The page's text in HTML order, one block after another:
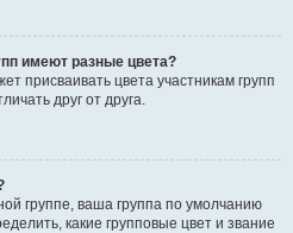
имеют разные цвета?
присваивать цвета участникам групп
друг от друга.
группе, ваша группа по умолчанию
какие групповые цвет и звание